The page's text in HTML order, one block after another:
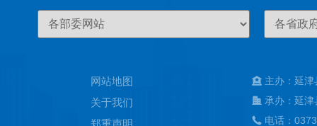
网站地图
关于我们
郑重声明
主办：延
承办：延
电话：